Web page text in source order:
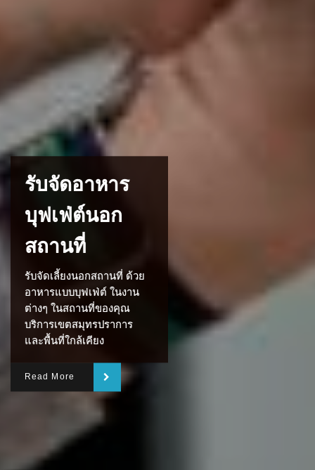
รับจัดอาหาร
บุฟเฟ่ต์นอก
สถานที่
รับจัดเลี้ยงนอกสถานที่ ด้วย
อาหารแบบบุฟเฟ่ต์ ในงาน
ต่างๆ ในสถานที่ของคุณ
บริการเขตสมุทรปราการ
และพื้นที่ใกล้เคียง
Read More